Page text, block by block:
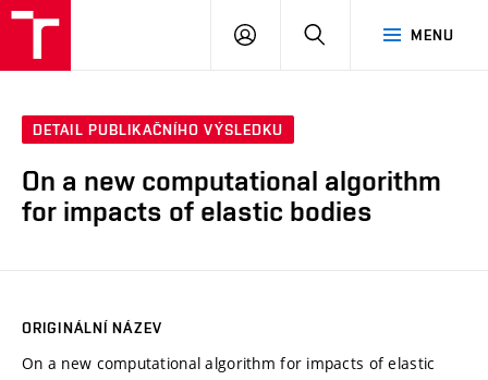
MENU
PŘIHLÁSIT
DETAIL PUBLIKAČNÍHO VÝSLEDKU
On a new computational algorithm
for impacts of elastic bodies
ORIGINÁLNÍ NÁZEV
On a new computational algorithm for impacts of elastic